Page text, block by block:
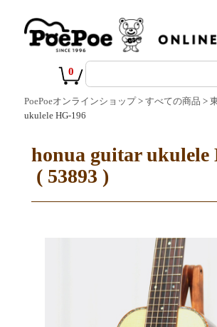
0
PoePoeオンラインショップ> すべての商品 >
ukulele HG-196
honua guitar ukulele
( 53893 )